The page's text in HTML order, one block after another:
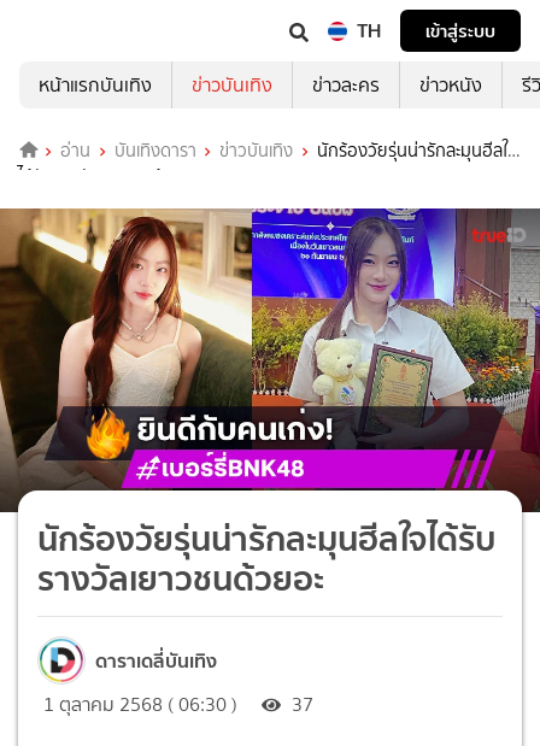
TH
เข้าสู่ระบบ
หน้าแรกบันเทิง
ข่าวบันเทิง ข่าวละคร ข่าวหนัง รี
อ่าน บันเทิงดารา ข่าวบันเทิง
นักร้องวัยรุ่นน่ารักละมุนฮีลใจ
ได้รับรางวัลเยาวชนด้วยอะ
นักร้องวัยรุ่นน่ารักละมุนฮีลใจได้รับ
รางวัลเยาวชนด้วยอะ
ดาราเดลี่บันเทิง
1 ตุลาคม 2568 ( 06:30 ) 37